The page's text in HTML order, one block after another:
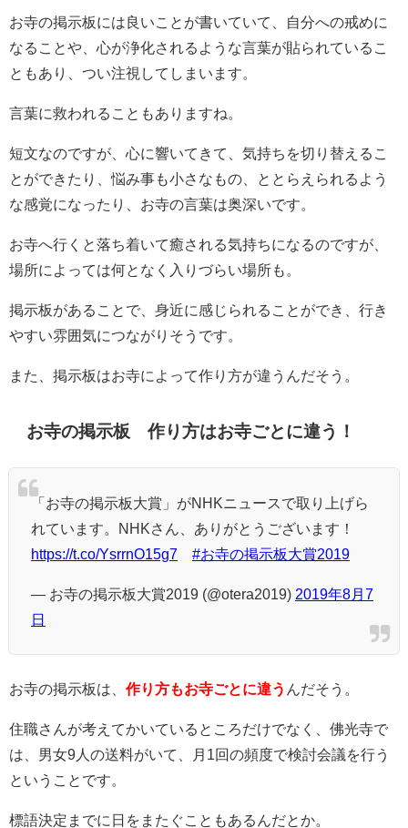
お寺の掲示板には良いことが書いていて、自分への戒めに
なることや、心が浄化されるような言葉が貼られているこ
ともあり、つい注視してしまいます。
言葉に救われることもありますね。
短文なのですが、心に響いてきて、気持ちを切り替えるこ
とができたり、悩み事も小さなもの、ととらえられるよう
な感覚になったり、お寺の言葉は奥深いです。
お寺へ行くと落ち着いて癒される気持ちになるのですが、
場所によっては何となく入りづらい場所も。
掲示板があることで、身近に感じられることができ、行き
やすい雰囲気につながりそうです。
また、掲示板はお寺によって作り方が違うんだそう。
お寺の掲示板 作り方はお寺ごとに違う！
「お寺の掲示板大賞」がNHKニュースで取り上げら
れています。NHKさん、ありがとうございます！
https://t.co/YsrrnO15g7
#お寺の掲示板大賞2019
— お寺の掲示板大賞2019 (@otera2019) 2019年8月7
日
お寺の掲示板は、 作り方もお寺ごとに違う んだそう。
住職さんが考えてかいているところだけでなく、佛光寺で
は、男女9人の送料がいて、月1回の頻度で検討会議を行う
ということです。
標語決定までに日をまたぐこともあるんだとか。